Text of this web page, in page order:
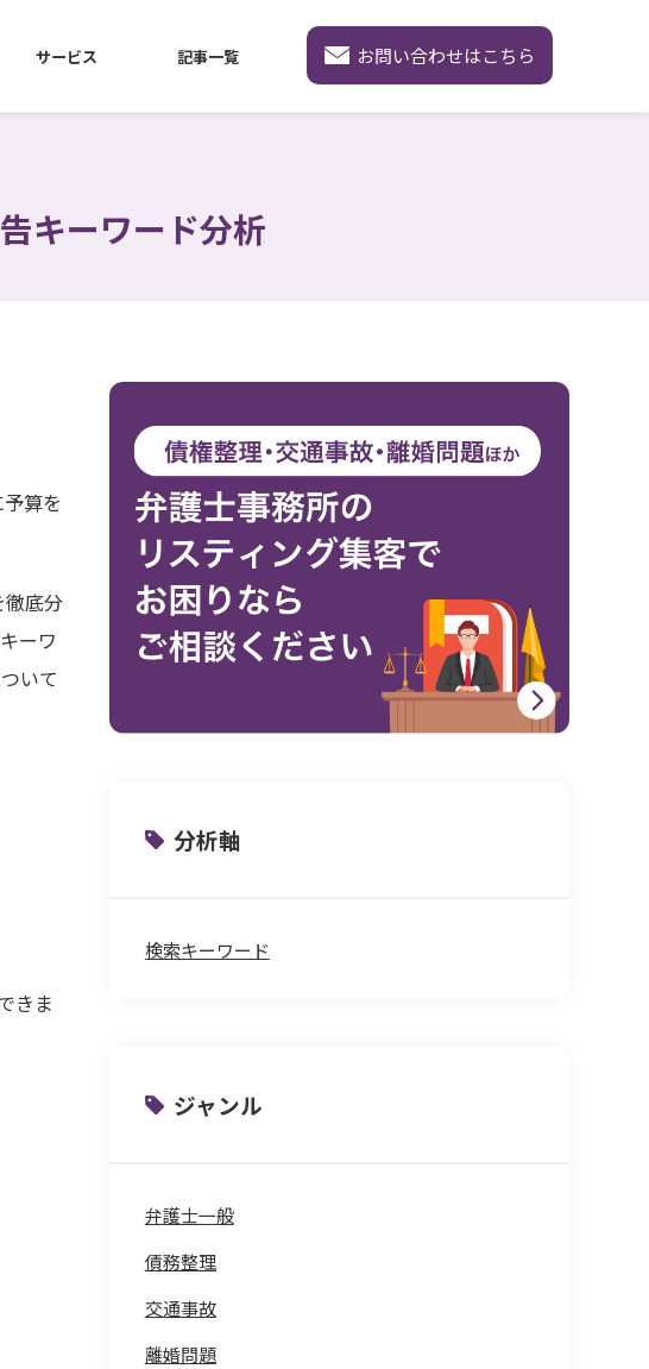
お問い合わせはこちら
サービス 記事一覧
キーワード分析
分析軸
検索キーワード
ジャンル
弁護士一般
債務整理
交通事故
離婚問題
算を
徹底分
ーワ
いて
きま